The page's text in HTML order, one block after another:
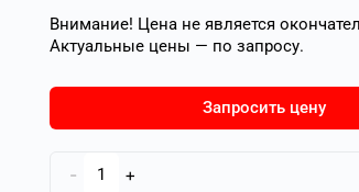
Внимание! Цена не является
Актуальные цены — по запросу.
Запросить цену
- +